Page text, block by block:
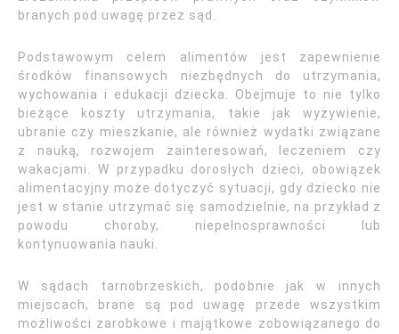
branych pod uwagę przez sąd.
Podstawowym celem alimentów jest zapewnienie
środków finansowych niezbędnych do utrzymania,
wychowania i edukacji dziecka. Obejmuje to nie tylko
bieżące koszty utrzymania, takie jak wyżywienie,
ubranie czy mieszkanie, ale również wydatki związane
z nauką, rozwojem zainteresowań, leczeniem czy
wakacjami. W przypadku dorosłych dzieci, obowiązek
alimentacyjny może dotyczyć sytuacji, gdy dziecko nie
jest w stanie utrzymać się samodzielnie, na przykład z
powodu choroby, niepełnosprawności lub
kontynuowania nauki.
W sądach tarnobrzeskich, podobnie jak w innych
miejscach, brane są pod uwagę przede wszystkim
możliwości zarobkowe i majątkowe zobowiązanego do